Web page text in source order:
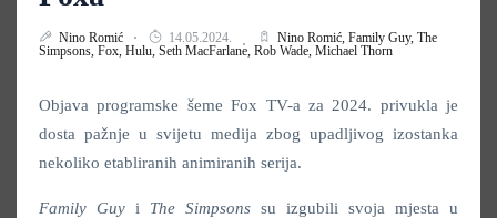
Nino Romić 14.05.2024. Nino Romić, Family Guy, The
Simpsons, Fox, Hulu, Seth MacFarlane, Rob Wade, Michael Thorn
Objava programske šeme Fox TV-a za 2024. privukla je
dosta pažnje u svijetu medija zbog upadljivog izostanka
nekoliko etabliranih animiranih serija.
Family Guy i The Simpsons su izgubili svoja mjesta u